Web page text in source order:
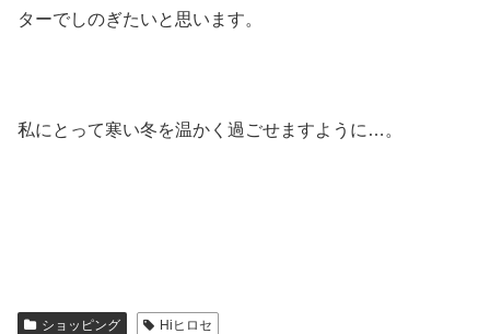
ターでしのぎたいと思います。
私にとって寒い冬を温かく過ごせますように…。
ショッピング
Hiヒロセ